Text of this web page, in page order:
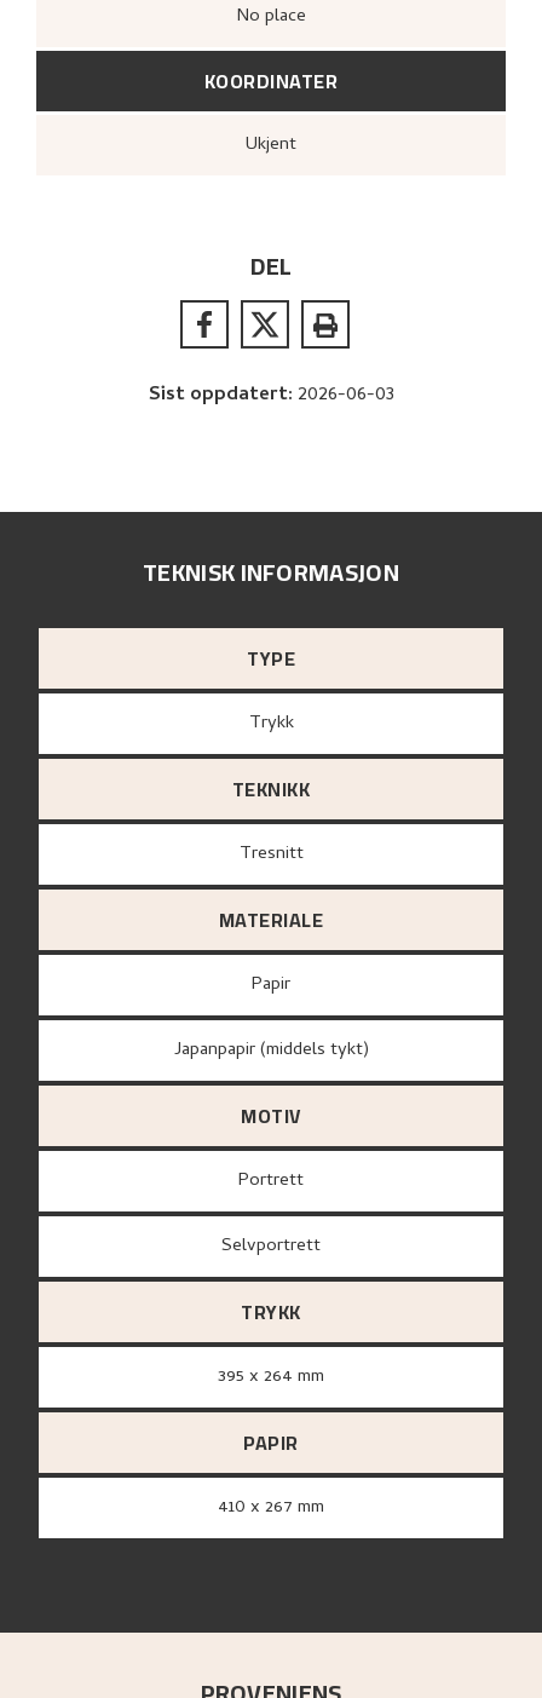
no place
KOORDINATER
Ukjent
DEL
Sist oppdatert: 2026-06-03
TEKNISK INFORMASJON
TYPE
Trykk
TEKNIKK
Tresnitt
MATERIALE
papir
Japanpapir (middels tykt)
MOTIV
Portrett
Selvportrett
TRYKK
395 x 264 mm
PAPIR
410 x 267 mm